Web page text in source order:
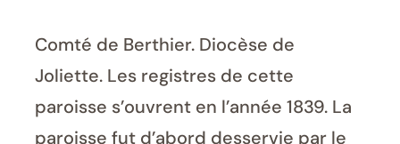
Comté de Berthier. Diocèse de
Joliette. Les registres de cette
paroisse s’ouvrent en l’année 1839. La
paroisse fut d’abord desservie par le